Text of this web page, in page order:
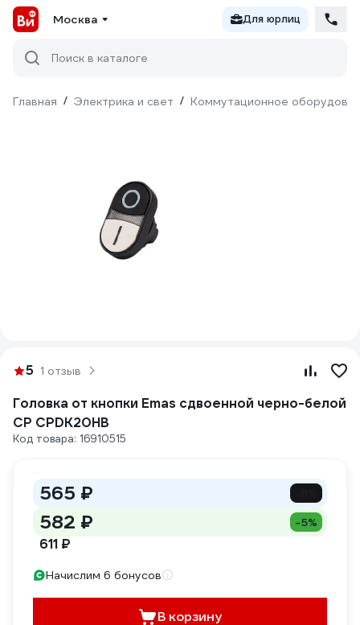
Москва Для юрлиц
Поиск в каталоге
Главная / Электрика и свет / Коммутационное
5 1 отзыв
Головка от кнопки Emas сдвоенной черно-белой
CP CPDK20HB
Код товара: 16910515
565 ₽
582 ₽ -5%
611 ₽
Начислим 6 бонусов
В корзину